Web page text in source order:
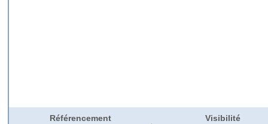
Référencement Visibilité